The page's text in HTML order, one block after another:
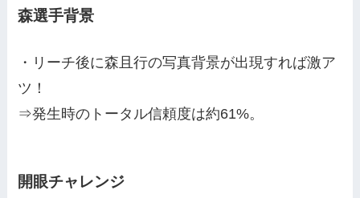
森選手背景
・リーチ後に森且行の写真背景が出現すれば激ア
ツ！
⇒発生時のトータル信頼度は約61%。
開眼チャレンジ